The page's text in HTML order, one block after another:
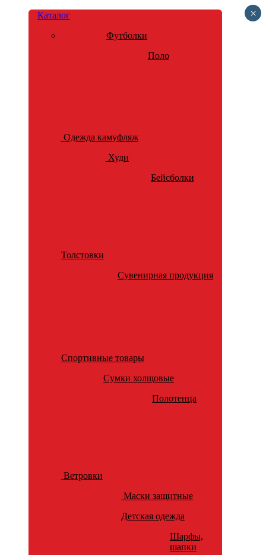
Каталог
Футболки
Поло
Одежда камуфляж
Худи
Бейсболки
Толстовки
Сувенирная продукция
Спортивные товары
Сумки холщовые
Полотенца
Ветровки
Маски защитные
Детская одежда
Шарфы,
шапки
×